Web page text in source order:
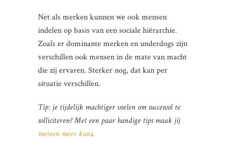
Net als merken kunnen we ook mensen
indelen op basis van een sociale hiërarchie.
Zoals er dominante merken en underdogs zijn
verschillen ook mensen in de mate van macht
die zij ervaren. Sterker nog, dat kan per
situatie verschillen.
Tip: je tijdelijk machtiger voelen om succesvol te
solliciteren? Met een paar handige tips maak jij
meteen meer kans.